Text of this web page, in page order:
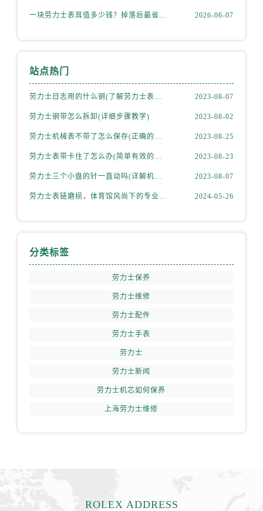
2026-06-07
站点热门
2023-08-07
劳力士钢带怎么拆卸(详细步骤教学) 2023-08-02
2023-08-25
2023-08-23
2023-08-07
2024-05-26
分类标签
劳力士保养
劳力士维修
劳力士配件
劳力士手表
劳力士
劳力士新闻
劳力士机芯如何保养
上海劳力士维修
ROLEX ADDRESS